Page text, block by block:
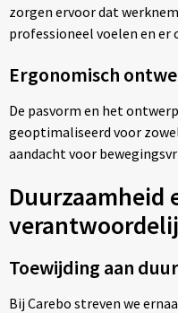
zorgen ervoor dat
professioneel voelen en er
Ergonomisch
De pasvorm en het
geoptimaliseerd voor
aandacht voor
Duurzaamheid
Toewijding aan
Bij Carebo streven we